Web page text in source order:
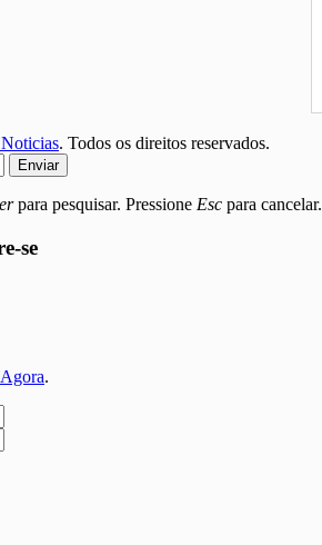
. Todos os direitos reservados.
Enviar
para pesquisar. Pressione Esc para cancelar.
se
.